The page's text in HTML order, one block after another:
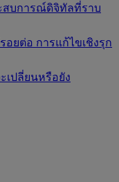
สบการณ์ดิจิทัลที่ราบ
อยต่อ การแก้ไขเชิงรุก
เปลี่ยนหรือยัง